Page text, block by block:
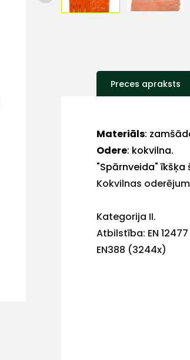
Preces apraksts
Materiāls:
Odere: kokvilna.
"Spārnveida" īkšķa
Kokvilnas
Kategorija II.
Atbilstība: EN 12477
EN388 (3244x)